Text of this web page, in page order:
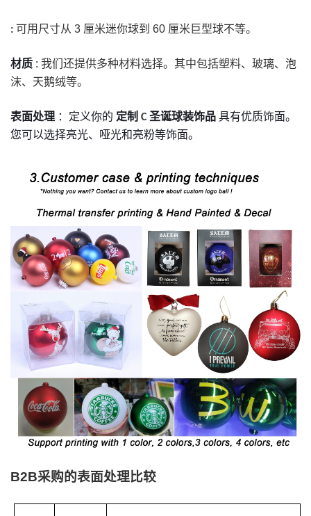
: 可用尺寸从 3 厘米迷你球到 60 厘米巨型球不等。
材质 : 我们还提供多种材料选择。其中包括塑料、玻璃、泡
沫、天鹅绒等。
表面处理 ：定义你的 定制 C 圣诞球装饰品 具有优质饰面。
您可以选择亮光、哑光和亮粉等饰面。
B2B采购的表面处理比较